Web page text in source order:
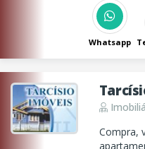
Whatsapp
Compra,